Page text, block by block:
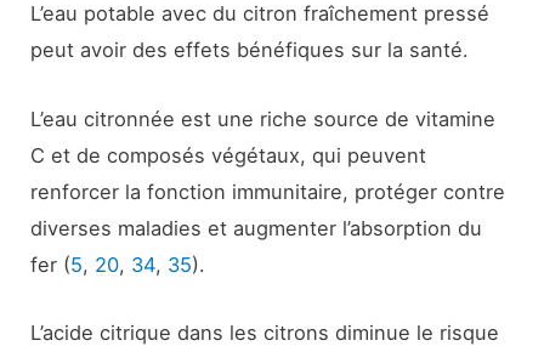
L’eau potable avec du citron fraîchement pressé
peut avoir des effets bénéfiques sur la santé.
L’eau citronnée est une riche source de vitamine
C et de composés végétaux, qui peuvent
renforcer la fonction immunitaire, protéger contre
diverses maladies et augmenter l’absorption du
fer (5, 20, 34, 35).
L’acide citrique dans les citrons diminue le risque